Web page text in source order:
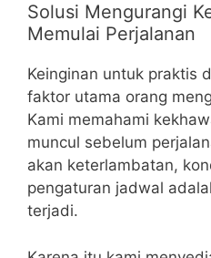
Solusi Mengurangi
Memulai Perjalanan
Keinginan untuk praktis
faktor utama orang
Kami memahami
muncul sebelum
akan keterlambatan,
pengaturan jadwal
terjadi.